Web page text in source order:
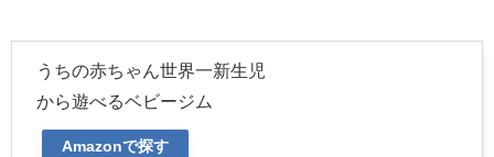
うちの赤ちゃん世界一新生児
から遊べるベビージム
Amazonで探す